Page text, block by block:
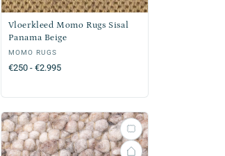
Vloerkleed Momo Rugs Sisal
Panama Beige
Verkoper:
MOMO RUGS
Normale
€250 - €2.995